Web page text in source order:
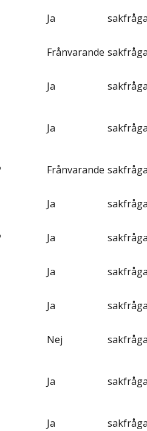
Ja
Frånvarande
Ja
Ja
Frånvarande
Ja
Ja
Ja
Ja
Nej
Ja
Ja